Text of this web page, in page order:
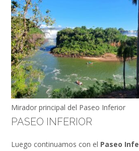
Mirador principal del Paseo Inferior
PASEO INFERIOR
Luego continuamos con el Paseo